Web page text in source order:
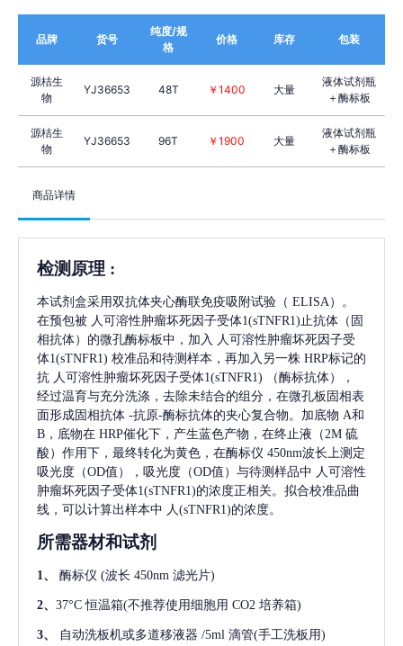
品牌 货号
纯度/规
格
价格 库存 包装
源桔生
物
YJ36653 48T ￥1400 大量
液体试剂瓶
＋酶标板
源桔生
物
YJ36653 96T ￥1900 大量
液体试剂瓶
＋酶标板
商品详情
检测原理 :
本试剂盒采用双抗体夹心酶联免疫吸附试验（ ELISA）。
在预包被 人可溶性肿瘤坏死因子受体1(sTNFR1) 止抗体（固
相抗体）的微孔酶标板中，加入
人可溶性肿瘤坏死因子受
体1(sTNFR1) 校准品和待测样本，再加入另一株 HRP标记的
抗 人可溶性肿瘤坏死因子受体1(sTNFR1)
（酶标抗体），
经过温育与充分洗涤，去除未结合的组分，在微孔板固相表
面形成固相抗体 -抗原-酶标抗体的夹心复合物。加底物 A和
B，底物在 HRP催化下，产生蓝色产物，在终止液（2M 硫
酸）作用下，最终转化为黄色，在酶标仪 450nm波长上测定
吸光度（OD值），吸光度（OD值）与待测样品中 人可溶性
肿瘤坏死因子受体1(sTNFR1)的浓度正相关。拟合校准品曲
线，可以计算出样本中 人(sTNFR1)的浓度。
所需器材和试剂
1、 酶标仪 (波长 450nm 滤光片)
2、 37°C 恒温箱(不推荐使用细胞用 CO2 培养箱)
3、 自动洗板机或多道移液器 /5ml 滴管(手工洗板用)